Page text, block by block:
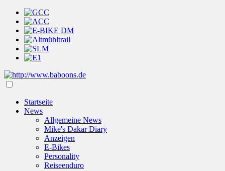
Startseite
News
Allgemeine News
Mike's Dakar Diary
Anzeigen
E-Bikes
Personality
Reiseenduro